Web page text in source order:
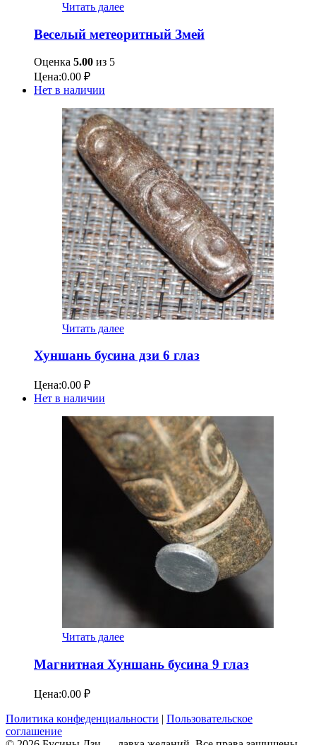
Читать далее
Веселый метеоритный Змей
Оценка 5.00 из 5
Цена:0.00 ₽
Нет в наличии
Читать далее
Хуншань бусина дзи 6 глаз
Цена:0.00 ₽
Нет в наличии
Читать далее
Магнитная Хуншань бусина 9 глаз
Цена:0.00 ₽
Политика конфеденциальности | Пользовательское
соглашение